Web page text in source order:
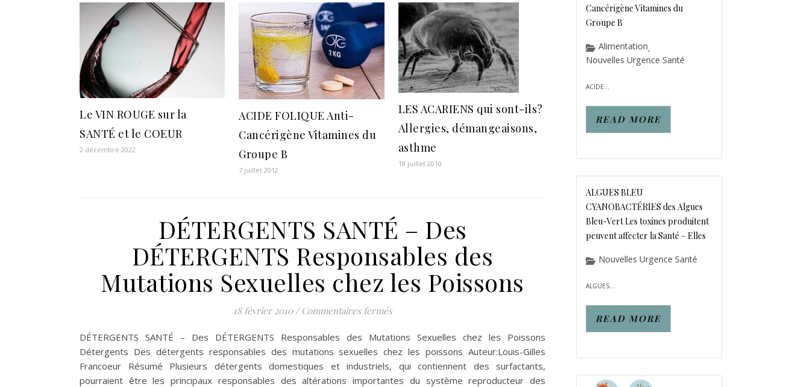
Le VIN ROUGE sur la
SANTÉ et le COEUR
2 décembre 2022
ACIDE FOLIQUE Anti-
Cancérigène Vitamines du
Groupe B
7 juillet 2012
LES ACARIENS qui sont-ils?
Allergies, démangeaisons,
asthme
18 juillet 2010
DÉTERGENTS SANTÉ – Des
DÉTERGENTS Responsables des
Mutations Sexuelles chez les Poissons
18 février 2010 / Commentaires ferméssur DÉTERGENTS SANTÉ – Des DÉTERGENTS Responsables des Mutations Sexuelles chez les
DÉTERGENTS SANTÉ – Des DÉTERGENTS Responsables des Mutations Sexuelles chez les Poissons
Détergents Des détergents responsables des mutations sexuelles chez les poissons Auteur:Louis-Gilles
Francoeur Résumé Plusieurs détergents domestiques et industriels, qui contiennent des surfactants,
pourraient être les principaux responsables des altérations importantes du système reproducteur des
Cancérigène Vitamines du
Groupe B
Alimentation,
Nouvelles Urgence Santé
ACIDE...
READ MORE
ALGUES BLEU
CYANOBACTÉRIES des Algues
Bleu-Vert Les toxines produitent
peuvent affecter la Santé – Elles
Nouvelles Urgence Santé
ALGUES...
READ MORE